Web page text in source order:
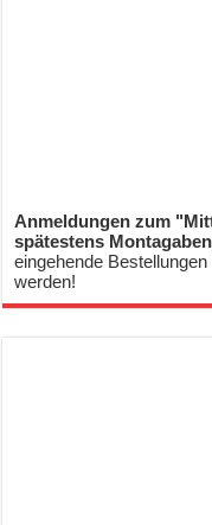
Anmeldungen zum
spätestens
eingehende
werden!